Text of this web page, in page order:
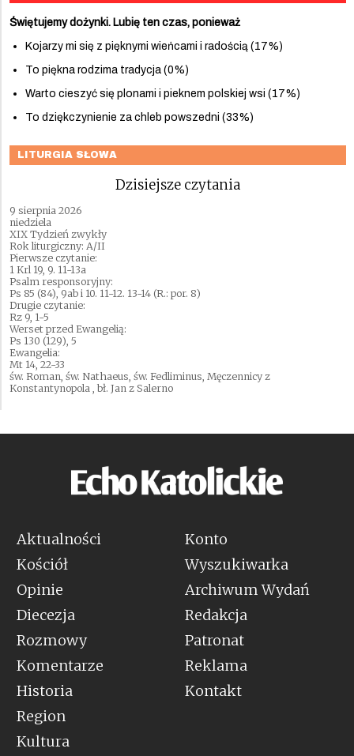
Świętujemy dożynki. Lubię ten czas, ponieważ
Kojarzy mi się z pięknymi wieńcami i radością (17%)
To piękna rodzima tradycja (0%)
Warto cieszyć się plonami i pieknem polskiej wsi (17%)
To dziękczynienie za chleb powszedni (33%)
LITURGIA SŁOWA
Dzisiejsze czytania
9 sierpnia 2026
niedziela
XIX Tydzień zwykły
Rok liturgiczny: A/II
Pierwsze czytanie:
1 Krl 19, 9. 11-13a
Psalm responsoryjny:
Ps 85 (84), 9ab i 10. 11-12. 13-14 (R.: por. 8)
Drugie czytanie:
Rz 9, 1-5
Werset przed Ewangelią:
Ps 130 (129), 5
Ewangelia:
Mt 14, 22-33
św. Roman, św. Nathaeus, św. Fedliminus, Męczennicy z
Konstantynopola , bł. Jan z Salerno
Aktualności
Kościół
Opinie
Diecezja
Rozmowy
Komentarze
Historia
Region
Kultura
Konto
Wyszukiwarka
Archiwum Wydań
Redakcja
Patronat
Reklama
Kontakt